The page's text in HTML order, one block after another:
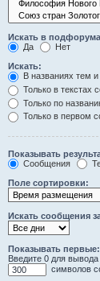
Искать в
Да
Нет
Искать:
В названиях тем
Только в текстах
Только по
Только в первом
Показывать
Сообщения
Поле сортировки:
Искать сообщения
Показывать первые:
Введите 0 для вывода
символов